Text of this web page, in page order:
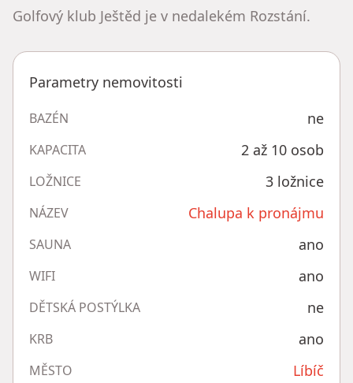
Golfový klub Ještěd je v nedalekém Rozstání.
Parametry nemovitosti
BAZÉN ne
KAPACITA 2 až 10 osob
LOŽNICE 3 ložnice
NÁZEV Chalupa k pronájmu
SAUNA ano
WIFI ano
DĚTSKÁ POSTÝLKA ne
KRB ano
MĚSTO Líbíč